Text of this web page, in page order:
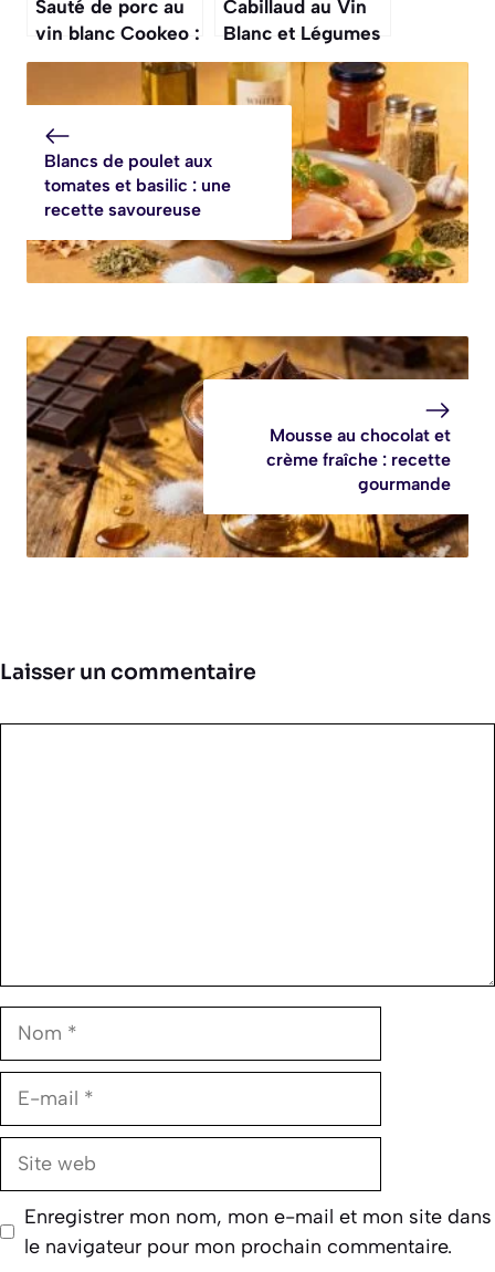
Sauté de porc au
vin blanc Cookeo :
recette facile et
Cabillaud au Vin
Blanc et Légumes
Rôtis : recette
Gourmande au
Four
Blancs de poulet aux
tomates et basilic : une
recette savoureuse
Mousse au chocolat et
crème fraîche : recette
gourmande
Laisser un commentaire
Nom
E-
Site
Enregistrer mon nom, mon e-mail et mon site dans
le navigateur pour mon prochain commentaire.